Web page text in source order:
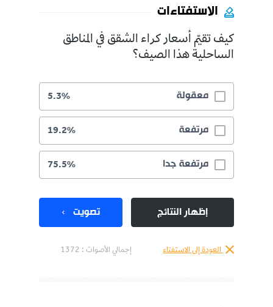
الاستفتاءات
كيف تقيّم أسعار كراء الشقق في المناطق
الساحلية هذا الصيف؟
معقولة 5.3%
مرتفعة 19.2%
مرتفعة جدا 75.5%
إظهار النتائج تصويت
العودة إلى الاستفتاء إجمالي الأصوات : 1372